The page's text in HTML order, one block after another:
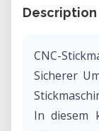
Description
CNC-
Sicherer
In diesem